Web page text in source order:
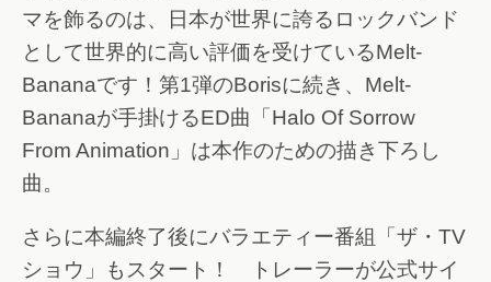
マを飾るのは、日本が世界に誇るロックバンド
として世界的に高い評価を受けているMelt-
Bananaです！第1弾のBorisに続き、Melt-
Bananaが手掛けるED曲「Halo Of Sorrow
From Animation」は本作のための描き下ろし
曲。
さらに本編終了後にバラエティー番組「ザ・TV
ショウ」もスタート！ トレーラーが公式サイ